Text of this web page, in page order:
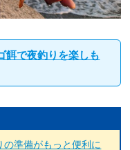
で夜釣りを楽しも
の準備がもっと便利に